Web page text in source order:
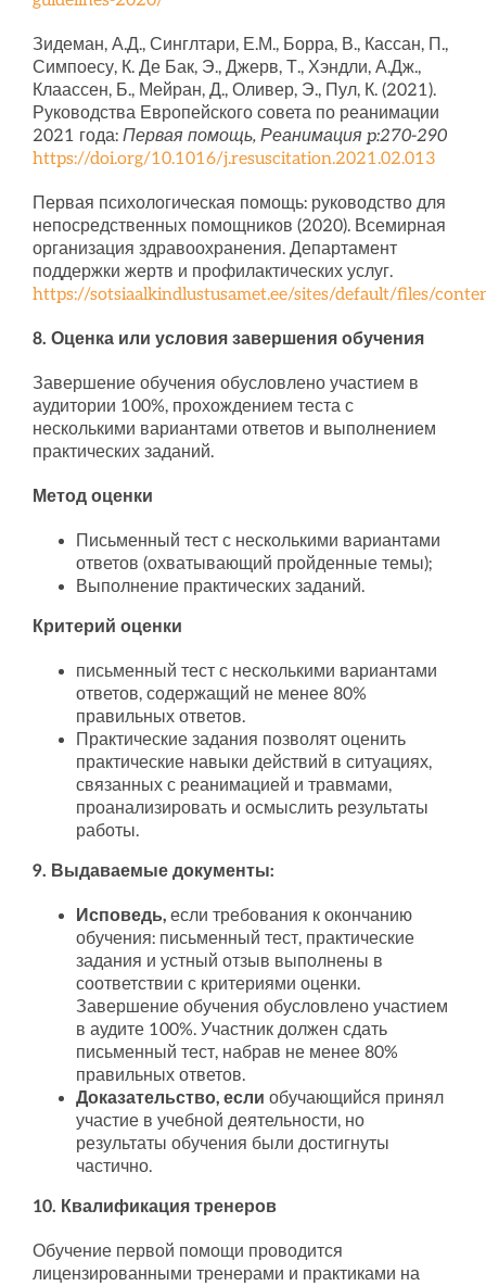
Зидеман, А.Д., Синглтари, Е.М., Борра, В., Кассан, П.,
Симпоесу, К. Де Бак, Э., Джерв, Т., Хэндли, А.Дж.,
Клаассен, Б., Мейран, Д., Оливер, Э., Пул, К. (2021).
Руководства Европейского совета по реанимации
2021 года: Первая помощь, Реанимация p:270-290
https://doi.org/10.1016/j.resuscitation.2021.02.013
Первая психологическая помощь: руководство для
непосредственных помощников (2020). Всемирная
организация здравоохранения. Департамент
поддержки жертв и профилактических услуг.
https://sotsiaalkindlustusamet.ee/sites/default/files/
8. Оценка или условия завершения обучения
Завершение обучения обусловлено участием в
аудитории 100%, прохождением теста с
несколькими вариантами ответов и выполнением
практических заданий.
Метод оценки
Письменный тест с несколькими вариантами
ответов (охватывающий пройденные темы);
Выполнение практических заданий.
Критерий оценки
письменный тест с несколькими вариантами
ответов, содержащий не менее 80%
правильных ответов.
Практические задания позволят оценить
практические навыки действий в ситуациях,
связанных с реанимацией и травмами,
проанализировать и осмыслить результаты
работы.
9. Выдаваемые документы:
Исповедь, если требования к окончанию
обучения: письменный тест, практические
задания и устный отзыв выполнены в
соответствии с критериями оценки.
Завершение обучения обусловлено участием
в аудите 100%. Участник должен сдать
письменный тест, набрав не менее 80%
правильных ответов.
Доказательство, если обучающийся принял
участие в учебной деятельности, но
результаты обучения были достигнуты
частично.
10. Квалификация тренеров
Обучение первой помощи проводится
лицензированными тренерами и практиками на